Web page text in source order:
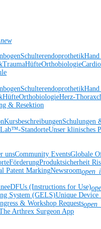
Schulterendoprothetik
TraumaHüfteOrthobiologie
Schulterendoprothetik
HüfteOrthobiologieHerz-
& Resektion
KursbeschreibungenSchulungen
StandorteUnser klinisches
unsCommunity EventsGlobale
FörderungProduktsicherheit
Patent MarkingNewsroom
eDFUs (Instructions for Use)
System (GELS)Unique
& Workshop Requests
Arthrex Surgeon App